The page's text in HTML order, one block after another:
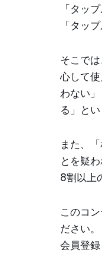
「タッ
「タッ
そこで
心して
わない
る」と
また、
とを疑
8割以上
このコ
ださい。
会員登